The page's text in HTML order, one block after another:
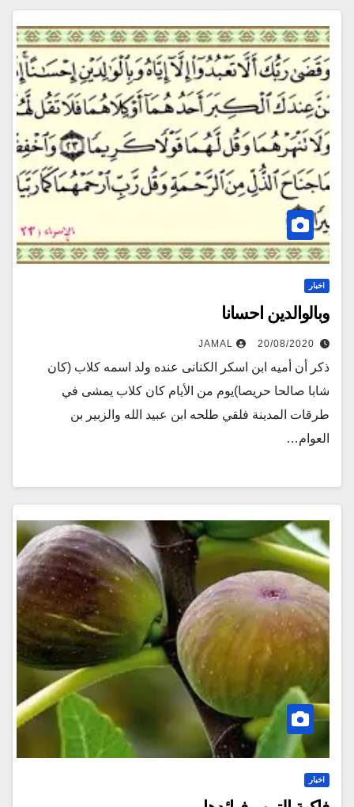
اخبار
وبالوالدين احسانا
20/08/2020
JAMAL
ذكر أن أميه ابن اسكر الكنانى عنده ولد اسمه كلاب (كان
شابا صالحا حريصا)يوم من الأيام كان كلاب يمشى في
طرقات المدينة فلقي طلحه ابن عبيد الله والزبير بن
العوام…
اخبار